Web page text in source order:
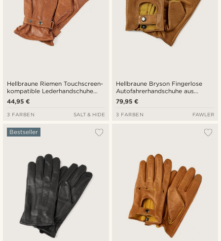
Hellbraune Riemen Touchscreen-
kompatible Lederhandschuhe
aus Schafleder
44,95 €
3 FARBEN SALT & HIDE
Hellbraune Bryson Fingerlose
Autofahrerhandschuhe aus
Schafleder
79,95 €
3 FARBEN FAWLER
Bestseller